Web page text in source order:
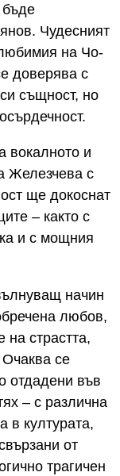
Чудесният
на Чо-
доверява с
същност, но
вокалното и
Железчева с
ще докоснат
– както с
и с мощния
начин
любов,
страстта,
се
отдадени във
– с различна
в културата,
от
трагичен